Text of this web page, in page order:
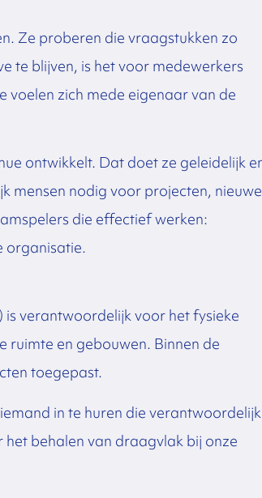
Ze proberen die vraagstukken zo
te blijven, is het voor medewerkers
voelen zich mede eigenaar van de
ontwikkelt. Dat doet ze geleidelijk
mensen nodig voor projecten, nieuwe
die effectief werken:
organisatie.
verantwoordelijk voor het fysieke
en gebouwen. Binnen de
toegepast.
in te huren die
behalen van draagvlak bij onze